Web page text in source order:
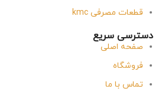
قطعات مصرفی kmc
دسترسی سریع
صفحه اصلی
فروشگاه
تماس با ما